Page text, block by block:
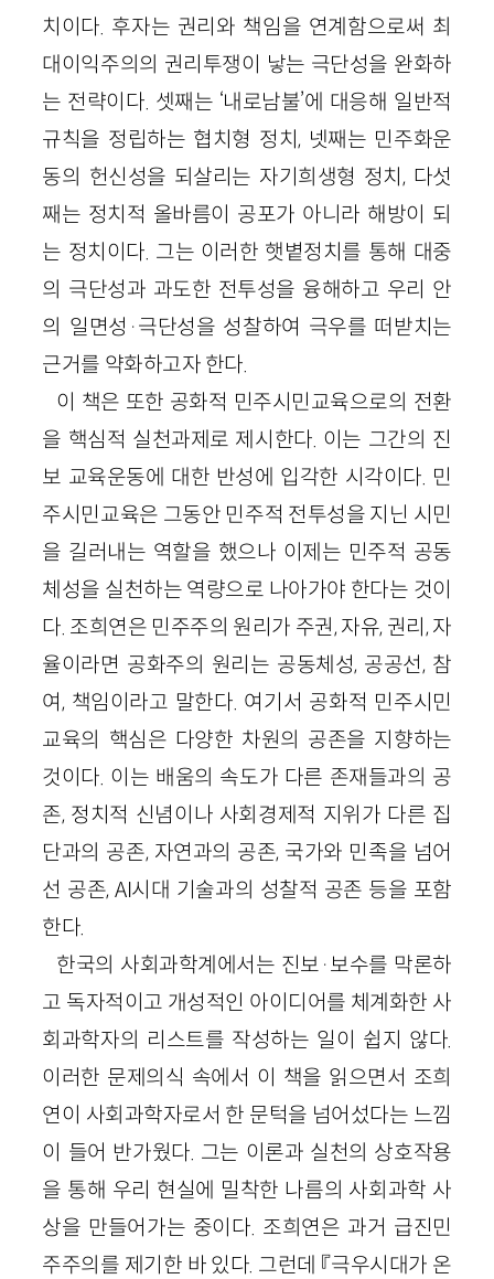
치이다. 후자는 권리와 책임을 연계함으로써 최
대이익주의의 권리투쟁이 낳는 극단성을 완화하
는 전략이다. 셋째는 ‘내로남불’에 대응해 일반적
규칙을 정립하는 협치형 정치, 넷째는 민주화운
동의 헌신성을 되살리는 자기희생형 정치, 다섯
째는 정치적 올바름이 공포가 아니라 해방이 되
는 정치이다. 그는 이러한 햇볕정치를 통해 대중
의 극단성과 과도한 전투성을 융해하고 우리 안
의 일면성·극단성을 성찰하여 극우를 떠받치는
근거를 약화하고자 한다.
이 책은 또한 공화적 민주시민교육으로의 전환
을 핵심적 실천과제로 제시한다. 이는 그간의 진
보 교육운동에 대한 반성에 입각한 시각이다. 민
주시민교육은 그동안 민주적 전투성을 지닌 시민
을 길러내는 역할을 했으나 이제는 민주적 공동
체성을 실천하는 역량으로 나아가야 한다는 것이
다. 조희연은 민주주의 원리가 주권, 자유, 권리, 자
율이라면 공화주의 원리는 공동체성, 공공선, 참
여, 책임이라고 말한다. 여기서 공화적 민주시민
교육의 핵심은 다양한 차원의 공존을 지향하는
것이다. 이는 배움의 속도가 다른 존재들과의 공
존, 정치적 신념이나 사회경제적 지위가 다른 집
단과의 공존, 자연과의 공존, 국가와 민족을 넘어
선 공존, AI시대 기술과의 성찰적 공존 등을 포함
한다.
한국의 사회과학계에서는 진보·보수를 막론하
고 독자적이고 개성적인 아이디어를 체계화한 사
회과학자의 리스트를 작성하는 일이 쉽지 않다.
이러한 문제의식 속에서 이 책을 읽으면서 조희
연이 사회과학자로서 한 문턱을 넘어섰다는 느낌
이 들어 반가웠다. 그는 이론과 실천의 상호작용
을 통해 우리 현실에 밀착한 나름의 사회과학 사
상을 만들어가는 중이다. 조희연은 과거 급진민
주주의를 제기한 바 있다. 그런데 『극우시대가 온